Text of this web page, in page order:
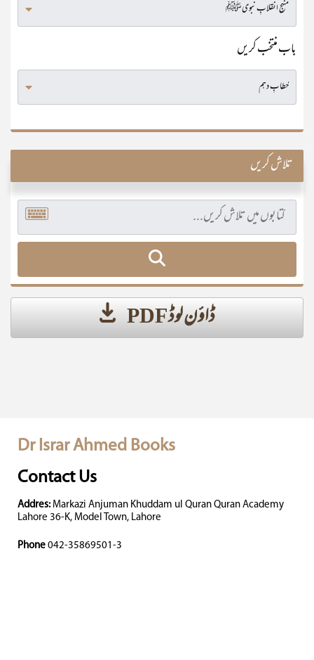
باب منتخب کریں
تلاش کریں
ڈاؤن لوڈ PDF
Dr Israr Ahmed Books
Contact Us
Addres: Markazi Anjuman Khuddam ul Quran Quran Academy
Lahore 36-K, Model Town, Lahore
Phone 042-35869501-3